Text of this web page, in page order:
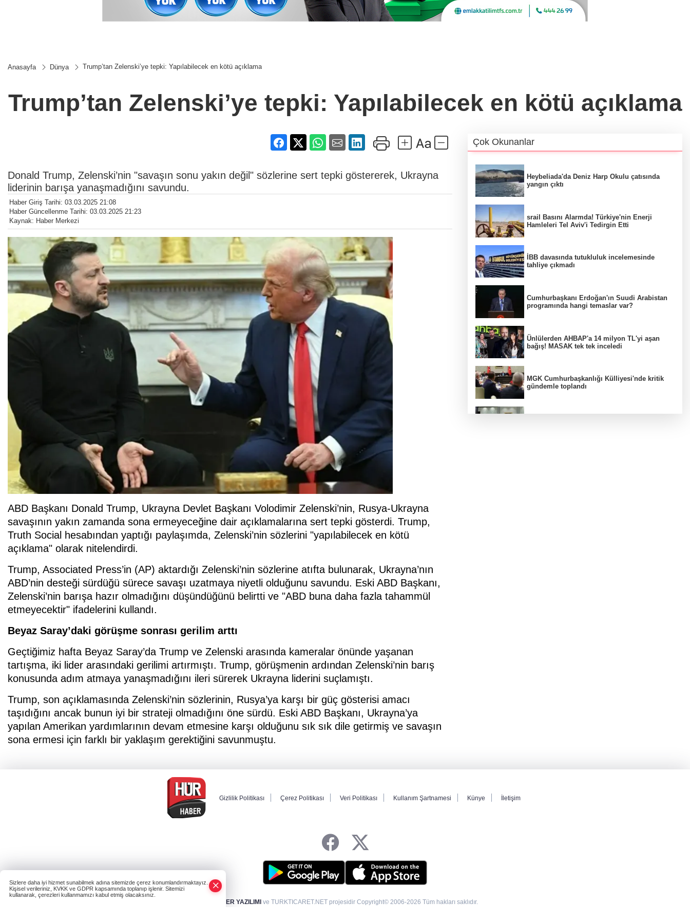
Anasayfa Dünya Trump’tan Zelenski’ye tepki: Yapılabilecek en kötü açıklama
Trump’tan Zelenski’ye tepki: Yapılabilecek en kötü açıklama
Donald Trump, Zelenski’nin "savaşın sonu yakın değil" sözlerine sert tepki göstererek, Ukrayna
liderinin barışa yanaşmadığını savundu.
Haber Giriş Tarihi: 03.03.2025 21:08
Haber Güncellenme Tarihi: 03.03.2025 21:23
Kaynak: Haber Merkezi
ABD Başkanı Donald Trump, Ukrayna Devlet Başkanı Volodimir Zelenski’nin, Rusya-Ukrayna
savaşının yakın zamanda sona ermeyeceğine dair açıklamalarına sert tepki gösterdi. Trump,
Truth Social hesabından yaptığı paylaşımda, Zelenski’nin sözlerini "yapılabilecek en kötü
açıklama" olarak nitelendirdi.
Trump, Associated Press’in (AP) aktardığı Zelenski’nin sözlerine atıfta bulunarak, Ukrayna’nın
ABD’nin desteği sürdüğü sürece savaşı uzatmaya niyetli olduğunu savundu. Eski ABD Başkanı,
Zelenski’nin barışa hazır olmadığını düşündüğünü belirtti ve "ABD buna daha fazla tahammül
etmeyecektir" ifadelerini kullandı.
Beyaz Saray’daki görüşme sonrası gerilim arttı
Geçtiğimiz hafta Beyaz Saray’da Trump ve Zelenski arasında kameralar önünde yaşanan
tartışma, iki lider arasındaki gerilimi artırmıştı. Trump, görüşmenin ardından Zelenski’nin barış
konusunda adım atmaya yanaşmadığını ileri sürerek Ukrayna liderini suçlamıştı.
Trump, son açıklamasında Zelenski’nin sözlerinin, Rusya’ya karşı bir güç gösterisi amacı
taşıdığını ancak bunun iyi bir strateji olmadığını öne sürdü. Eski ABD Başkanı, Ukrayna’ya
yapılan Amerikan yardımlarının devam etmesine karşı olduğunu sık sık dile getirmiş ve savaşın
sona ermesi için farklı bir yaklaşım gerektiğini savunmuştu.
Çok Okunanlar
Heybeliada'da Deniz Harp Okulu çatısında
yangın çıktı
srail Basını Alarmda! Türkiye'nin Enerji
Hamleleri Tel Aviv'i Tedirgin Etti
İBB davasında tutukluluk incelemesinde
tahliye çıkmadı
Cumhurbaşkanı Erdoğan'ın Suudi Arabistan
programında hangi temaslar var?
Ünlülerden AHBAP'a 14 milyon TL'yi aşan
bağış! MASAK tek tek inceledi
MGK Cumhurbaşkanlığı Külliyesi'nde kritik
gündemle toplandı
Gizlilik Politikası Çerez Politikası Veri Politikası Kullanım Şartnamesi Künye İletişim
HABER YAZILIMI ve TURKTICARET.NET projesidir Copyright© 2006-2026 Tüm hakları saklıdır.
Sizlere daha iyi hizmet sunabilmek adına sitemizde çerez konumlandırmaktayız.
Kişisel verileriniz, KVKK ve GDPR kapsamında toplanıp işlenir. Sitemizi
kullanarak, çerezleri kullanmamızı kabul etmiş olacaksınız.